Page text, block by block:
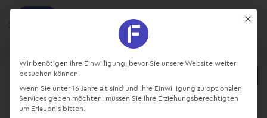
Projekte und Aufgaben managen
Kostenlos - Bei Google Play
Ansehen
Login
Mit
Datenschutz-Präferenz
Wir benötigen Ihre Einwilligung, bevor Sie unsere Website weiter
besuchen können.
Wenn Sie unter 16 Jahre alt sind und Ihre Einwilligung zu optionalen
Services geben möchten, müssen Sie Ihre Erziehungsberechtigten
um Erlaubnis bitten.